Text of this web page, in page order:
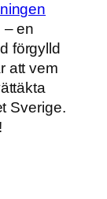
– en
förgylld
att vem
Sverige.